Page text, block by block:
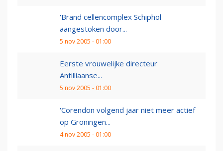
'Brand cellencomplex Schiphol
aangestoken door...
5 nov 2005 - 01:00
Eerste vrouwelijke directeur
Antilliaanse...
5 nov 2005 - 01:00
'Corendon volgend jaar niet meer actief
op Groningen...
4 nov 2005 - 01:00